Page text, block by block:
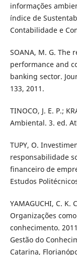
informações
índice de
Contabilidade e
SOANA, M. G. The
performance and
banking sector.
133, 2011.
TINOCO, J. E. P.;
Ambiental. 3. ed.
TUPY, O.
responsabilidade
financeiro de
Estudos
YAMAGUCHI, C.
Organizações
conhecimento.
Gestão do
Catarina,